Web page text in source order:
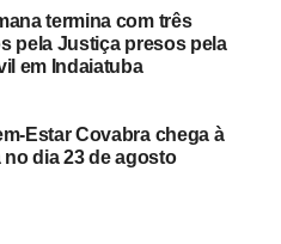
termina com três
pela Justiça presos pela
em Indaiatuba
Estar Covabra chega à
no dia 23 de agosto